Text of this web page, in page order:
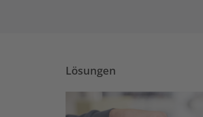
Lösungen